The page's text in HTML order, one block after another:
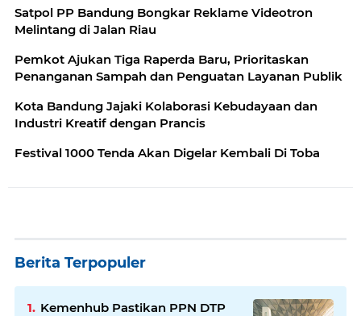
Satpol PP Bandung Bongkar Reklame Videotron
Melintang di Jalan Riau
Pemkot Ajukan Tiga Raperda Baru, Prioritaskan
Penanganan Sampah dan Penguatan Layanan Publik
Kota Bandung Jajaki Kolaborasi Kebudayaan dan
Industri Kreatif dengan Prancis
Festival 1000 Tenda Akan Digelar Kembali Di Toba
Berita Terpopuler
Kemenhub Pastikan PPN DTP